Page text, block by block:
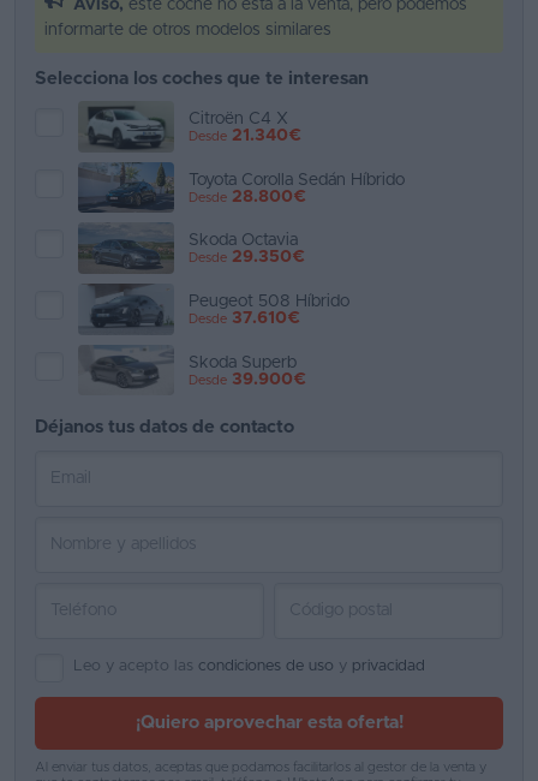
Ventas
coches
Aviso, este coche no está a la venta, pero podemos
informarte de otros modelos similares
Selecciona los coches que te interesan
Citroën C4 X
Desde 21.340€
Toyota Corolla Sedán Híbrido
Desde 28.800€
Skoda Octavia
Desde 29.350€
Peugeot 508 Híbrido
Desde 37.610€
Skoda Superb
Desde 39.900€
Déjanos tus datos de contacto
Leo y acepto las condiciones de uso y privacidad
¡Quiero aprovechar esta oferta!
Al enviar tus datos, aceptas que podamos facilitarlos al gestor de la venta y